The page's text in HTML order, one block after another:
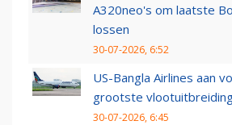
A320neo's om laatste
lossen
30-07-2026, 6:52
US-Bangla Airlines aan
grootste
30-07-2026, 6:45